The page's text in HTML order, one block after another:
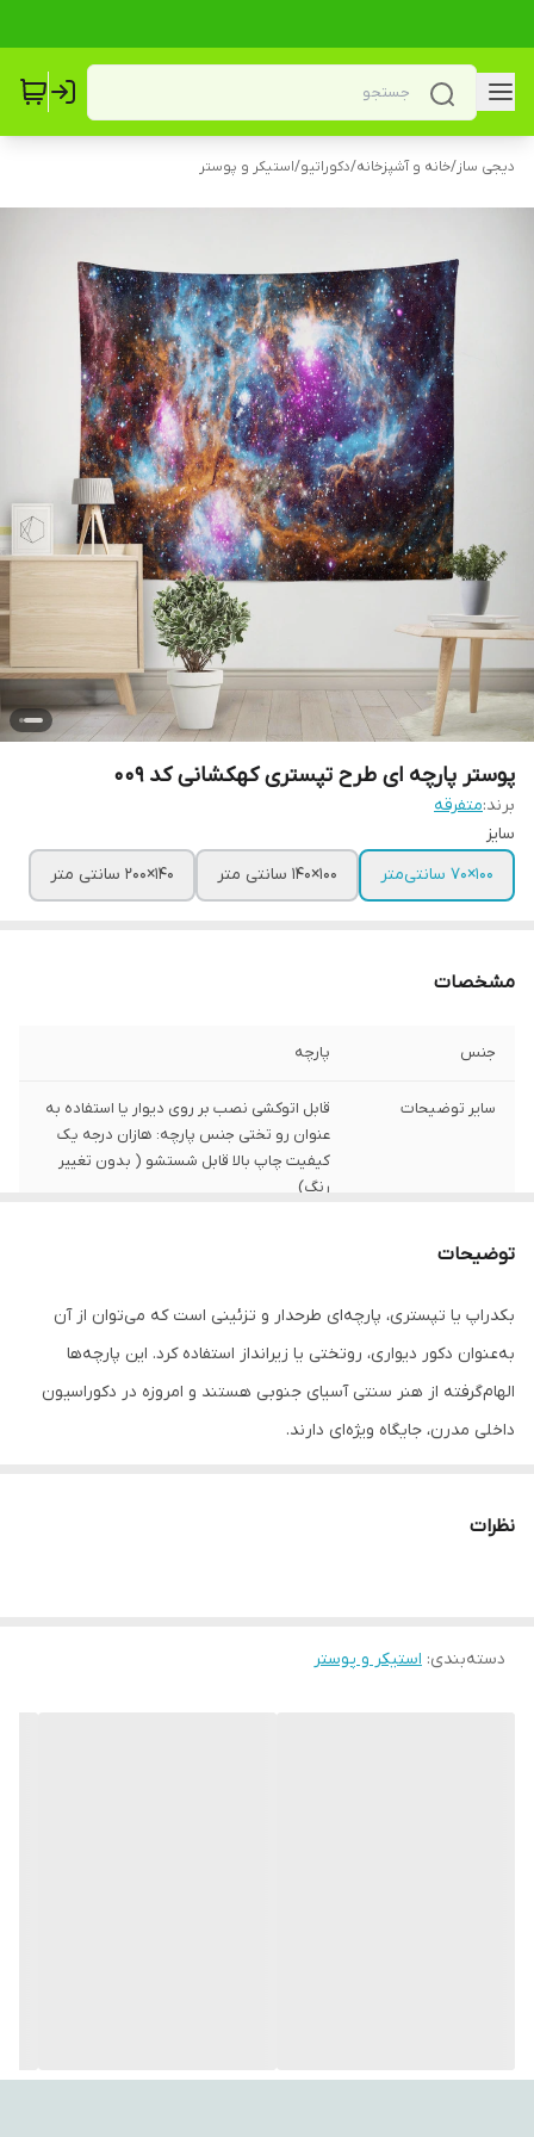
دیجی ساز/خانه و آشپزخانه/دکوراتیو/استیکر و پوستر
پوستر پارچه ای طرح تپستری کهکشانی کد 009
برند:متفرقه
سایز
100×70 سانتی‌متر
100×140 سانتی متر 140×200 سانتی متر
مشخصات
جنس پارچه
سایر توضیحات
قابل اتوکشی نصب بر روی دیوار یا استفاده به
عنوان رو تختی جنس پارچه: هازان درجه یک
کیفیت چاپ بالا قابل شستشو ( بدون تغییر
رنگ)
تعداد
توضیحات
بکدراپ یا تپستری، پارچه‌ای طرحدار و تزئینی است که می‌توان از آن
به‌عنوان دکور دیواری، روتختی یا زیرانداز استفاده کرد. این پارچه‌ها
الهام‌گرفته از هنر سنتی آسیای جنوبی هستند و امروزه در دکوراسیون
داخلی مدرن، جایگاه ویژه‌ای دارند.
شست‌وشو در ماشین لباسشویی هستند، بدون نگرانی از افت کیفیت یا
آرامش‌بخش و متفاوت ببخشید. طراحی‌های متنوع و چشم‌نواز آن‌ها
نظرات
دسته‌بندی: استیکر و پوستر